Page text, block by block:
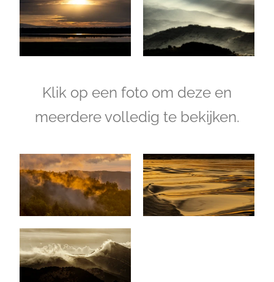
Klik op een foto om deze en
meerdere volledig te bekijken.